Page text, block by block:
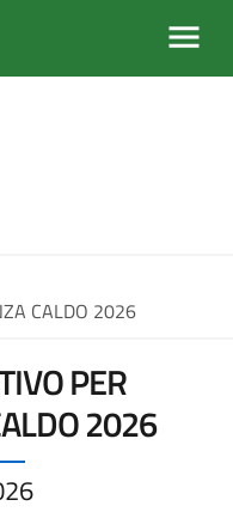
CALDO 2026
PER
2026